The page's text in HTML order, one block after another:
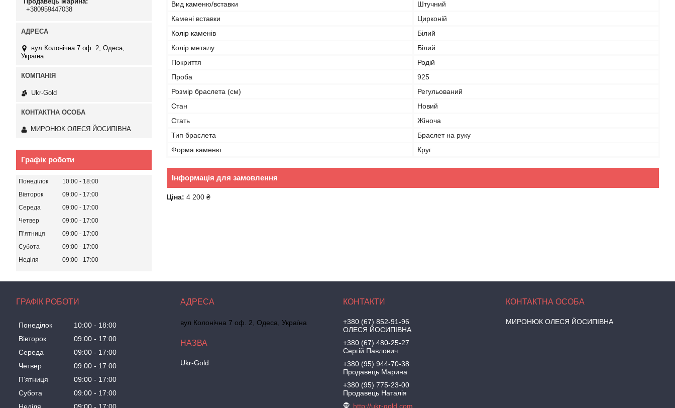
Вид каменю/вставки
Штучний
Камені вставки
Цирконій
Колір каменів
Білий
Колір металу
Білий
Покриття
Родій
Проба
925
Розмір браслета (см)
Регульований
Стан
Новий
Стать
Жіноча
Тип браслета
Браслет на руку
Форма каменю
Круг
Інформація для замовлення
Ціна: 4 200 ₴
+380959447038
вул Колонічна 7 оф. 2, Одеса,
Україна
Ukr-Gold
МИРОНЮК ОЛЕСЯ ЙОСИПІВНА
Графік роботи
Понеділок 10:00
18:00
Вівторок
09:00
17:00
Середа
09:00
17:00
Четвер
09:00
17:00
Пʼятниця
09:00
17:00
Субота
09:00
17:00
Неділя
09:00 17:00
ГРАФІК РОБОТИ
Понеділок 10:00
18:00
Вівторок
09:00
17:00
Середа
09:00
17:00
Четвер
09:00
17:00
Пʼятниця
09:00
17:00
Субота
09:00
17:00
Неділя
09:00 17:00
вул Колонічна 7 оф. 2, Одеса, Україна
Ukr-Gold
+380 (67) 852-91-96
ОЛЕСЯ ЙОСИПІВНА
+380 (67) 480-25-27
Сергій Павлович
+380 (95) 944-70-38
Продавець Марина
+380 (95) 775-23-00
Продавець Наталія
http://ukr-gold.com
МИРОНЮК ОЛЕСЯ ЙОСИПІВНА